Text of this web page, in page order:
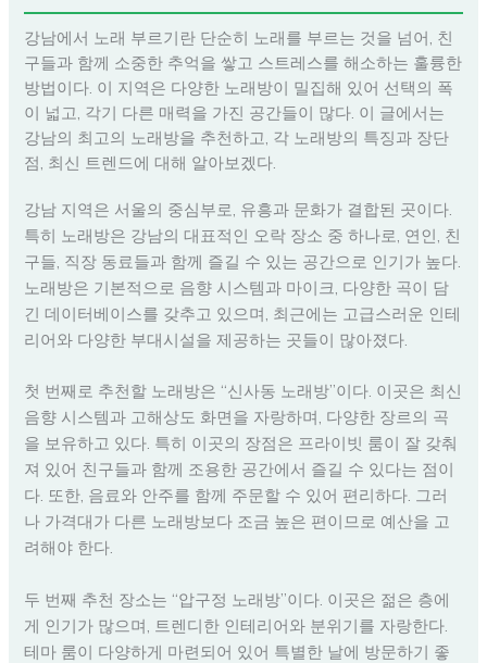
강남에서 노래 부르기란 단순히 노래를 부르는 것을 넘어, 친
구들과 함께 소중한 추억을 쌓고 스트레스를 해소하는 훌륭한
방법이다. 이 지역은 다양한 노래방이 밀집해 있어 선택의 폭
이 넓고, 각기 다른 매력을 가진 공간들이 많다. 이 글에서는
강남의 최고의 노래방을 추천하고, 각 노래방의 특징과 장단
점, 최신 트렌드에 대해 알아보겠다.
강남 지역은 서울의 중심부로, 유흥과 문화가 결합된 곳이다.
특히 노래방은 강남의 대표적인 오락 장소 중 하나로, 연인, 친
구들, 직장 동료들과 함께 즐길 수 있는 공간으로 인기가 높다.
노래방은 기본적으로 음향 시스템과 마이크, 다양한 곡이 담
긴 데이터베이스를 갖추고 있으며, 최근에는 고급스러운 인테
리어와 다양한 부대시설을 제공하는 곳들이 많아졌다.
첫 번째로 추천할 노래방은 “신사동 노래방”이다. 이곳은 최신
음향 시스템과 고해상도 화면을 자랑하며, 다양한 장르의 곡
을 보유하고 있다. 특히 이곳의 장점은 프라이빗 룸이 잘 갖춰
져 있어 친구들과 함께 조용한 공간에서 즐길 수 있다는 점이
다. 또한, 음료와 안주를 함께 주문할 수 있어 편리하다. 그러
나 가격대가 다른 노래방보다 조금 높은 편이므로 예산을 고
려해야 한다.
두 번째 추천 장소는 “압구정 노래방”이다. 이곳은 젊은 층에
게 인기가 많으며, 트렌디한 인테리어와 분위기를 자랑한다.
테마 룸이 다양하게 마련되어 있어 특별한 날에 방문하기 좋